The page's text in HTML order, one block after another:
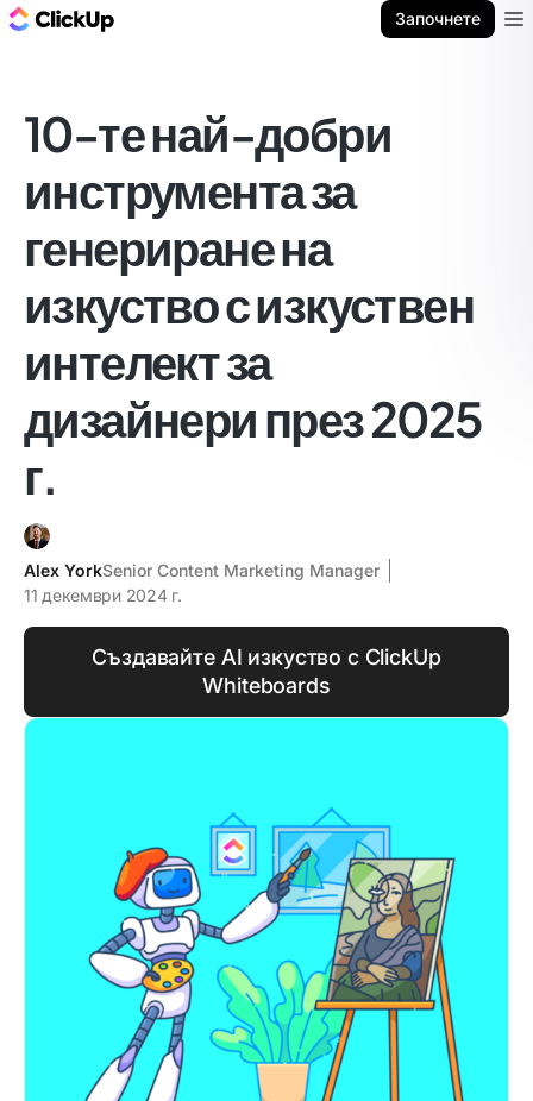
Започнете
10-те най-добри
инструмента за
генериране на
изкуство с изкуствен
интелект за
дизайнери през 2025
г.
Alex YorkSenior Content Marketing Manager
11 декември 2024 г.
Създавайте AI изкуство с ClickUp
Whiteboards